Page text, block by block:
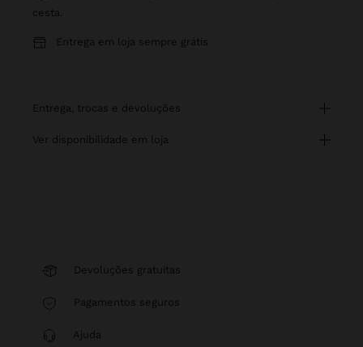
cesta.
Entrega em loja sempre grátis
entrega, trocas e devoluções
ver disponibilidade em loja
Devoluções gratuitas
Pagamentos seguros
Ajuda